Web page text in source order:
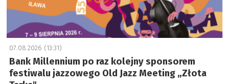
07.08.2026 (13:31)
Bank Millennium po raz kolejny sponsorem
festiwalu jazzowego Old Jazz Meeting „Złota